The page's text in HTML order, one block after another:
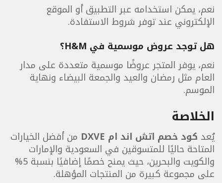
نعم، يمكن استخدامه عبر التطبيق أو الموقع
الإلكتروني عند توفر شروط الاستفادة.
هل توجد عروض موسمية في H&M؟
نعم، يوفر المتجر عروضًا موسمية متعددة على مدار
العام مثل رمضان والعيد والجمعة البيضاء ونهاية
الموسم.
الخلاصة
يُعد كود خصم اتش اند ام DXVE من أفضل الخيارات
المتاحة حاليًا للمتسوقين في السعودية والإمارات
والكويت والبحرين، حيث يمنح خصمًا إضافيًا بنسبة 5%
على مجموعة كبيرة من المنتجات المؤهلة.